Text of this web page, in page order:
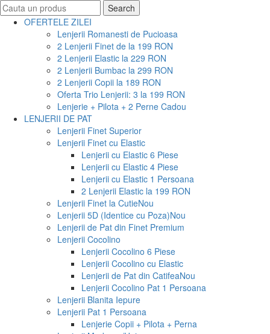
Search
for:
Search
OFERTELE ZILEI
Lenjerii Romanesti de Pucioasa
2 Lenjerii Finet de la 199 RON
2 Lenjerii Elastic la 229 RON
2 Lenjerii Bumbac la 299 RON
2 Lenjerii Copii la 189 RON
Oferta Trio Lenjerii: 3 la 199 RON
Lenjerie + Pilota + 2 Perne Cadou
LENJERII DE PAT
Lenjerii Finet Superior
Lenjerii Finet cu Elastic
Lenjerii cu Elastic 6 Piese
Lenjerii cu Elastic 4 Piese
Lenjerii cu Elastic 1 Persoana
2 Lenjerii Elastic la 199 RON
Lenjerii Finet la CutieNou
Lenjerii 5D (Identice cu Poza)Nou
Lenjerii de Pat din Finet Premium
Lenjerii Cocolino
Lenjerii Cocolino 6 Piese
Lenjerii Cocolino cu Elastic
Lenjerii de Pat din CatifeaNou
Lenjerii Cocolino Pat 1 Persoana
Lenjerii Blanita Iepure
Lenjerii Pat 1 Persoana
Lenjerie Copii + Pilota + Perna